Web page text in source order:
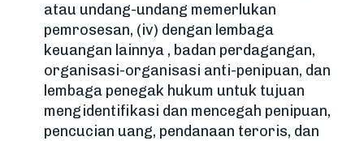
atau undang-undang memerlukan
pemrosesan, (iv) dengan lembaga
keuangan lainnya , badan perdagangan,
organisasi-organisasi anti-penipuan, dan
lembaga penegak hukum untuk tujuan
mengidentifikasi dan mencegah penipuan,
pencucian uang, pendanaan teroris, dan